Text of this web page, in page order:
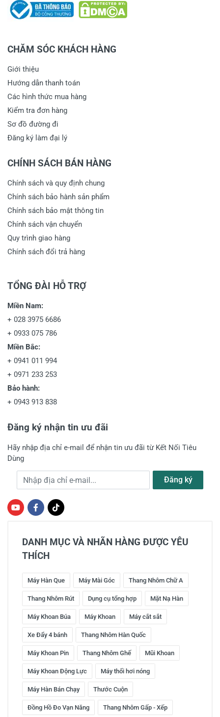
CHĂM SÓC KHÁCH HÀNG
Giới thiệu
Hướng dẫn thanh toán
Các hình thức mua hàng
Kiểm tra đơn hàng
Sơ đồ đường đi
Đăng ký làm đại lý
CHÍNH SÁCH BÁN HÀNG
Chính sách và quy định chung
Chính sách bảo hành sản phẩm
Chính sách bảo mật thông tin
Chính sách vận chuyển
Quy trình giao hàng
Chính sách đổi trả hàng
TỔNG ĐÀI HỖ TRỢ
Miền Nam:
+ 028 3975 6686
+ 0933 075 786
Miền Bắc:
+ 0941 011 994
+ 0971 233 253
Bảo hành:
+ 0943 913 838
Đăng ký nhận tin ưu đãi
Hãy nhập địa chỉ e-mail để nhận tin ưu đãi từ Kết Nối Tiêu
Dùng
Địa chỉ e-mail Đăng ký
DANH MỤC VÀ NHÃN HÀNG ĐƯỢC YÊU
THÍCH
Máy Hàn Que Máy Mài Góc Thang Nhôm Chữ A
Thang Nhôm Rút Dụng cụ tổng hợp Mặt Nạ Hàn
Máy Khoan Búa Máy Khoan Máy cắt sắt
Xe Đẩy 4 bánh Thang Nhôm Hàn Quốc
Máy Khoan Pin Thang Nhôm Ghế Mũi Khoan
Máy Khoan Động Lực Máy thổi hơi nóng
Máy Hàn Bán Chạy Thước Cuộn
Đồng Hồ Đo Vạn Năng Thang Nhôm Gấp - Xếp